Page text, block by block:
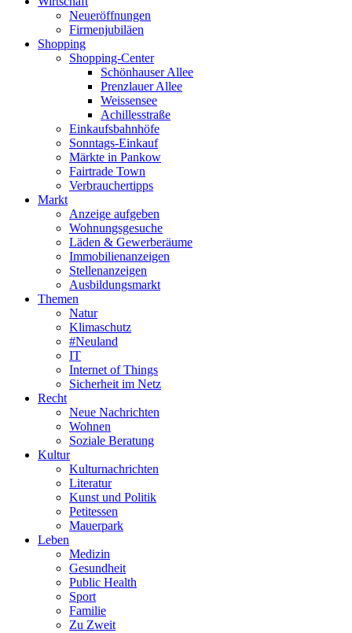
Neueröffnungen
Firmenjubiläen
Shopping
Shopping-Center
Schönhauser Allee
Prenzlauer Allee
Weissensee
Achillesstraße
Einkaufsbahnhöfe
Sonntags-Einkauf
Märkte in Pankow
Fairtrade Town
Verbrauchertipps
Markt
Anzeige aufgeben
Wohnungsgesuche
Läden & Gewerberäume
Immobilienanzeigen
Stellenanzeigen
Ausbildungsmarkt
Themen
Natur
Klimaschutz
#Neuland
IT
Internet of Things
Sicherheit im Netz
Recht
Neue Nachrichten
Wohnen
Soziale Beratung
Kultur
Kulturnachrichten
Literatur
Kunst und Politik
Petitessen
Mauerpark
Leben
Medizin
Gesundheit
Public Health
Sport
Familie
Zu Zweit